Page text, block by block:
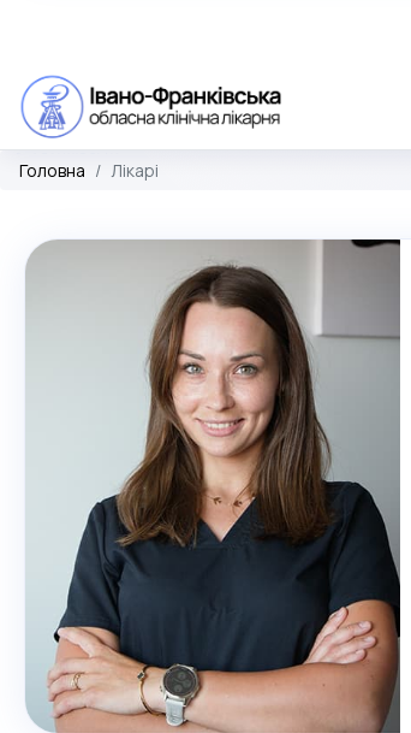
Головна Лікарі